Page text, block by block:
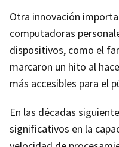
Otra innovación
computadoras
dispositivos, como el
marcaron un hito al
más accesibles para el
En las décadas
significativos en la